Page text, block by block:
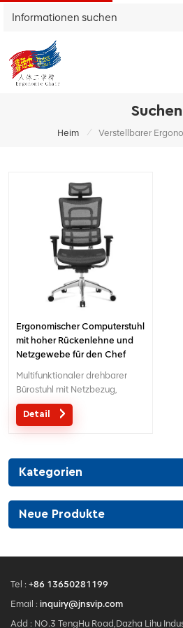
Suchen
Heim / Verstellbarer
Ergonomischer Computerstuhl
mit hoher Rückenlehne und
Netzgewebe für den Chef
Multifunktionaler drehbarer
Bürostuhl mit Netzbezug,
Kopfstütze und verstellbarer
Lendenwirbelstütze
Detail
Kategorien
Neue Produkte
Tel : +86 13650281199
Email : inquiry@jnsvip.com
Add : NO.3 TengHu Road,Dazha Lihu